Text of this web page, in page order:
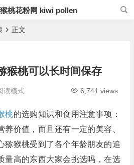
桃花粉网 kiwi pollen
正文
猴桃可以长时间保存
6,741 views
读模式
桃的选购知识和食用注意事项：
养价值，而且还有一定的美容、
猕猴桃受到了各个年龄朋友的追
量高的东西大家会挑选吗，在选